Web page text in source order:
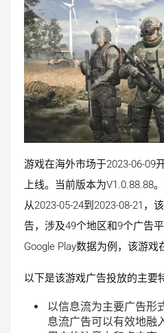
游戏在海外市场于2023-06-09
上线。当前版本为V1.0.88.88
从2023-05-24到2023-08-21，
告，涉及49个地区和9个广告
Google Play数据为例，该游戏
以下是该游戏广告投放的主要
以信息流为主要广告形
息流广告可以有效地融